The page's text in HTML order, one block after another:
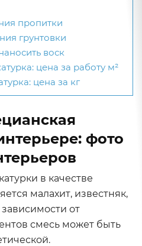
пропитки
грунтовки
воск
цена за работу м²
цена за кг
фото
в качестве
малахит, известняк,
от
смесь может быть